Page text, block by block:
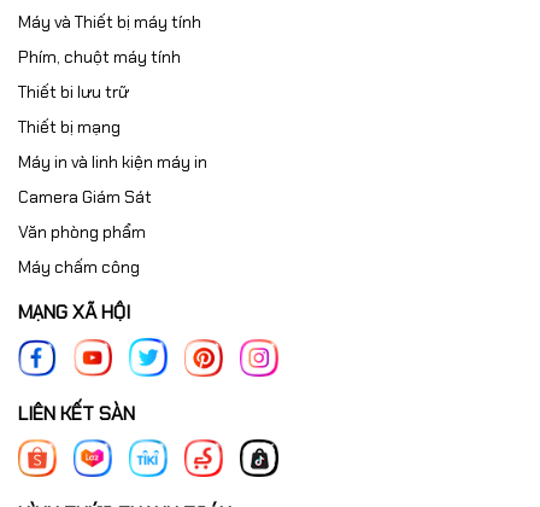
Máy và Thiết bị máy tính
Phím, chuột máy tính
Thiết bi lưu trữ
Thiết bị mạng
Máy in và linh kiện máy in
Camera Giám Sát
Văn phòng phẩm
Máy chấm công
MẠNG XÃ HỘI
LIÊN KẾT SÀN